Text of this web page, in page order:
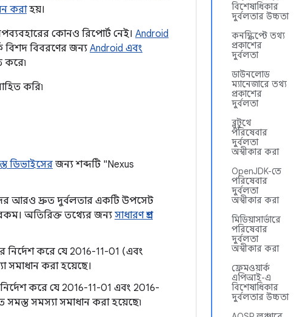
বিশেষাধিকার
দুর্বলতার উচ্চতা
কনস্ক্রিপ্টে তথ্য
প্রকাশের
দুর্বলতা
ডাউনলোড
ম্যানেজারে তথ্য
প্রকাশের
দুর্বলতা
ব্লুটুথে
পরিষেবার
দুর্বলতা
অস্বীকার করা
OpenJDK-তে
পরিষেবার
দুর্বলতা
অস্বীকার করা
মিডিয়াসার্ভারে
পরিষেবার
দুর্বলতা
অস্বীকার করা
ফ্রেমওয়ার্ক
এপিআই-এ
বিশেষাধিকার
দুর্বলতার উচ্চতা
করাহয়।
কোনও রিপোর্ট নেই। Android
বিশদ বিবরণের জন্য Android এবং
করে৷
করি৷
ডিভাইসেরজন্য শব্দটি "Nexus
আরও দ্রুত দুর্বলতার একটি উপসেট
অতিরিক্ত তথ্যের জন্য সাধারণ প্রশ্ন
নির্দেশ করে যে 2016-11-01 (এবং
সমাধান করা হয়েছে।
নির্দেশ করে যে 2016-11-01 এবং 2016-
সমস্ত সমস্যা সমাধান করা হয়েছে৷